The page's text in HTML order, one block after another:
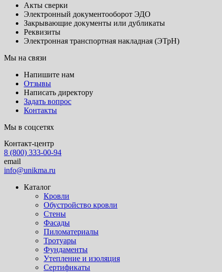
Акты сверки
Электронный документооборот ЭДО
Закрывающие документы или дубликаты
Реквизиты
Электронная транспортная накладная (ЭТрН)
Мы на связи
Напишите нам
Отзывы
Написать директору
Задать вопрос
Контакты
Мы в соцсетях
Контакт-центр
8 (800) 333-00-94
email
info@unikma.ru
Каталог
Кровли
Обустройство кровли
Стены
Фасады
Пиломатериалы
Тротуары
Фундаменты
Утепление и изоляция
Сертификаты